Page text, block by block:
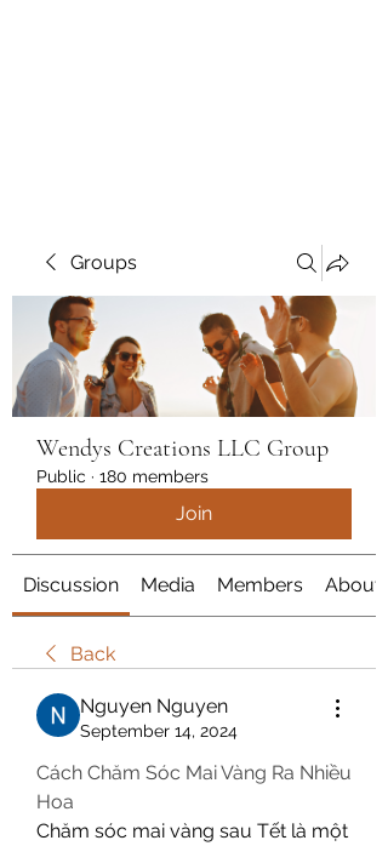
Groups
Wendys Creations LLC Group
Public · 180 members
Join
Discussion Media Members About
Back
Nguyen Nguyen
September 14, 2024
Cách Chăm Sóc Mai Vàng Ra Nhiều
Hoa
Chăm sóc mai vàng sau Tết là một